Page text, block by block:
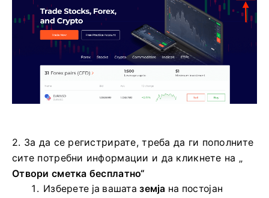
2. За да се регистрирате, треба да ги пополните
сите потребни информации и да кликнете на „
Отвори сметка бесплатно“
Изберете ја вашатаземја на постојан